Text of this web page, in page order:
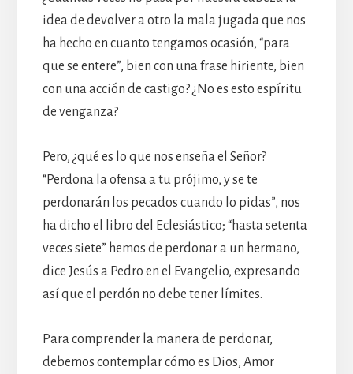
idea de devolver a otro la mala jugada que nos
ha hecho en cuanto tengamos ocasión, “para
que se entere”, bien con una frase hiriente, bien
con una acción de castigo? ¿No es esto espíritu
de venganza?
Pero, ¿qué es lo que nos enseña el Señor?
“Perdona la ofensa a tu prójimo, y se te
perdonarán los pecados cuando lo pidas”, nos
ha dicho el libro del Eclesiástico; “hasta setenta
veces siete” hemos de perdonar a un hermano,
dice Jesús a Pedro en el Evangelio, expresando
así que el perdón no debe tener límites.
Para comprender la manera de perdonar,
debemos contemplar cómo es Dios, Amor